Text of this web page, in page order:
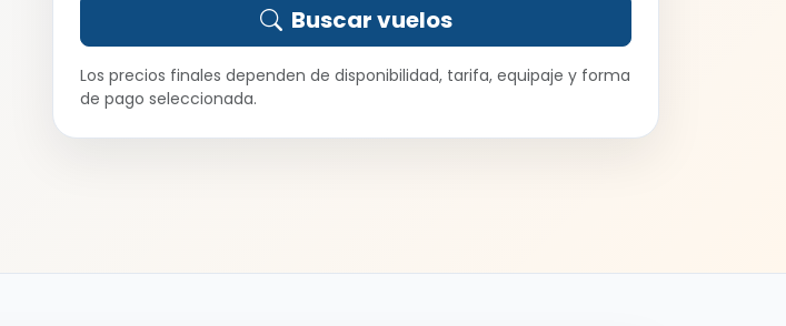
Buscar vuelos
Los precios finales dependen de disponibilidad, tarifa, equipaje y forma
de pago seleccionada.